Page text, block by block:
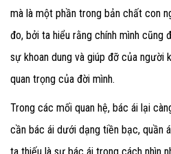
mà là một phần trong bản chất con
đo, bởi ta hiểu rằng chính mình cũng
sự khoan dung và giúp đỡ của người
quan trọng của đời mình.
Trong các mối quan hệ, bác ái lại
cần bác ái dưới dạng tiền bạc, quần